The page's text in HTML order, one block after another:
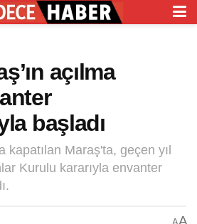
açılma
başladı
kapatılan Maraş'ta, geçen yıl
Kurulu kararıyla envanter
A